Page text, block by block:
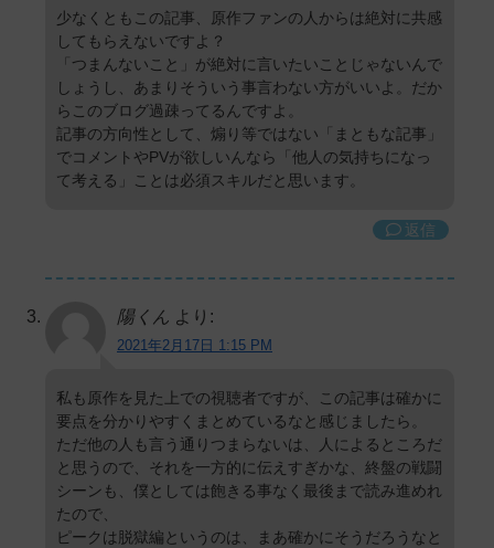
少なくともこの記事、原作ファンの人からは絶対に共感
してもらえないですよ？
「つまんないこと」が絶対に言いたいことじゃないんで
しょうし、あまりそういう事言わない方がいいよ。だか
らこのブログ過疎ってるんですよ。
記事の方向性として、煽り等ではない「まともな記事」
でコメントやPVが欲しいんなら「他人の気持ちになっ
て考える」ことは必須スキルだと思います。
返信
陽くん より:
2021年2月17日 1:15 PM
私も原作を見た上での視聴者ですが、この記事は確かに
要点を分かりやすくまとめているなと感じましたら。
ただ他の人も言う通りつまらないは、人によるところだ
と思うので、それを一方的に伝えすぎかな、終盤の戦闘
シーンも、僕としては飽きる事なく最後まで読み進めれ
たので、
ピークは脱獄編というのは、まあ確かにそうだろうなと